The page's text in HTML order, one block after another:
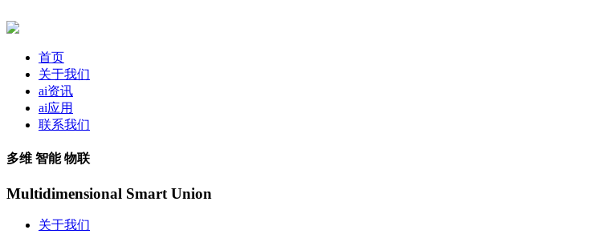
首页
关于我们
ai资讯
ai应用
联系我们
多维 智能 物联
Multidimensional Smart Union
关于我们